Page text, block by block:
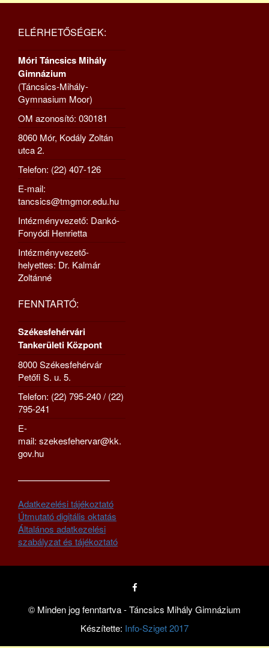
ELÉRHETŐSÉGEK:
Móri Táncsics Mihály
Gimnázium
(Táncsics-Mihály-
Gymnasium Moor)
OM azonosító: 030181
8060 Mór, Kodály Zoltán
utca 2.
Telefon: (22) 407-126
E-mail:
tancsics@tmgmor.edu.hu
Intézményvezető: Dankó-
Fonyódi Henrietta
Intézményvezető-
helyettes: Dr. Kalmár
Zoltánné
FENNTARTÓ:
Székesfehérvári
Tankerületi Központ
8000 Székesfehérvár
Petőfi S. u. 5.
Telefon: (22) 795-240 / (22)
795-241
E-
mail: szekesfehervar@kk.
gov.hu
—————————–
Adatkezelési tájékoztató
Útmutató digitális oktatás
Általános adatkezelési
szabályzat és tájékoztató
© Minden jog fenntartva - Táncsics Mihály Gimnázium
Készítette: Info-Sziget 2017